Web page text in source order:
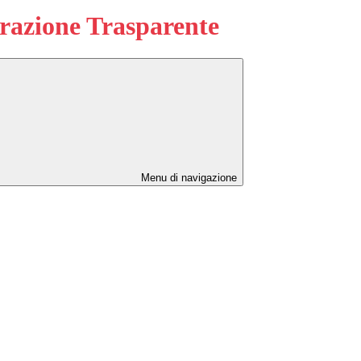
Trasparente
Menu di navigazione